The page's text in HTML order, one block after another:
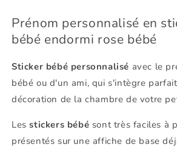
Prénom personnalisé en
bébé endormi rose bébé
Sticker bébé personnalisé avec le
bébé ou d'un ami, qui s'intègre
décoration de la chambre de votre
Lesstickers bébé sont très faciles à
présentés sur une affiche de base